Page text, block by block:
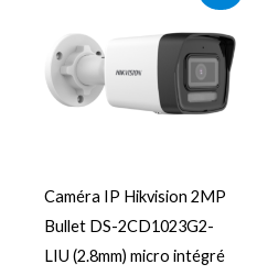
Caméra IP Hikvision 2MP
Bullet DS-2CD1023G2-
LIU (2.8mm) micro intégré
était :
79.90 €.
est :
67.90 €.